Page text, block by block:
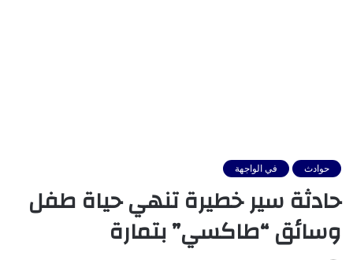
حوادث في الواجهة
حادثة سير خطيرة تنهي حياة طفل
وسائق “طاكسي” بتمارة